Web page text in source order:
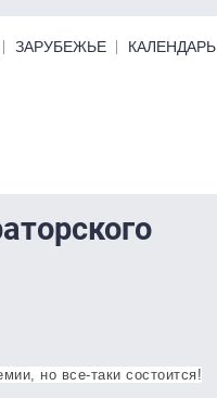
ЗАРУБЕЖЬЕ КАЛЕНДАРЬ
но все-таки состоится!